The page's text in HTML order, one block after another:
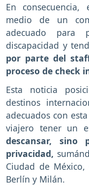
En
medio de un
adecuado para
discapacidad y
por parte del
proceso de check
Esta noticia
destinos
adecuados con
viajero tener un
descansar, sino
privacidad,
Ciudad de México,
Berlín y Milán.